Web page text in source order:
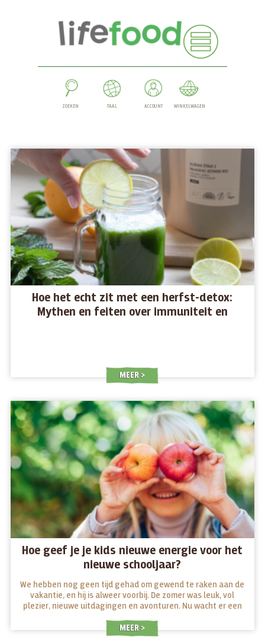
ZOEKEN TAAL ACCOUNT WINKELWAGEN
Hoe het echt zit met een herfst-detox:
Mythen en feiten over immuniteit en
MEER
Hoe geef je je kids nieuwe energie voor het
nieuwe schooljaar?
We hebben nog geen tijd gehad om gewend te raken aan de
vakantie, en hij is alweer voorbij. De zomer was leuk, vol
plezier, nieuwe uitdagingen en avonturen. Nu wacht er een
energie op school en welke maken ze moe?
MEER